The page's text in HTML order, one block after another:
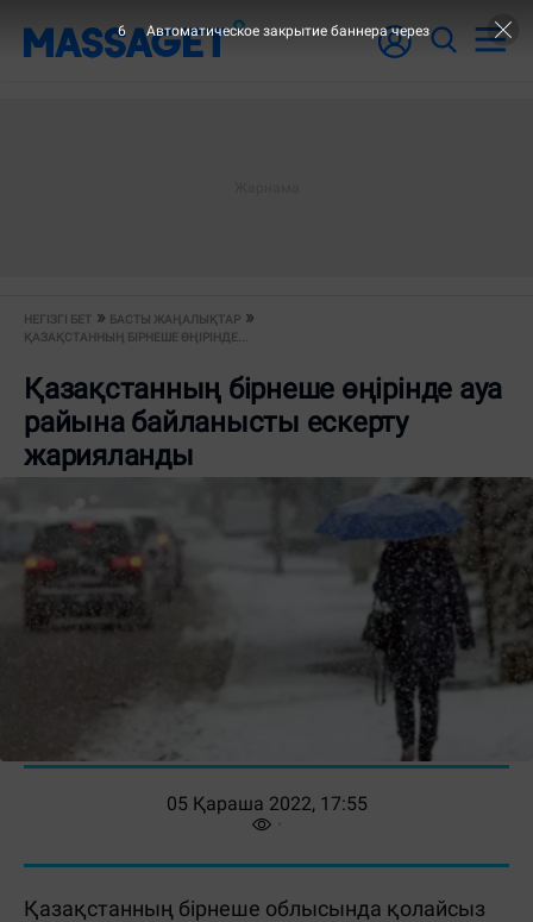
НЕГІЗГІ БЕТ
БАСТЫ ЖАҢАЛЫҚТАР
ҚАЗАҚСТАННЫҢ БІРНЕШЕ ӨҢІРІНДЕ...
Қазақстанның бірнеше өңірінде ауа
райына байланысты ескерту
жарияланды
05 Қараша 2022, 17:55
Қазақстанның бірнеше облысында қолайсыз
5 Автоматическое закрытие баннера через